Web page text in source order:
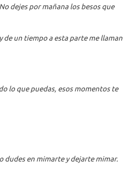
dejes por mañana los besos que
de un tiempo a esta parte me llaman
lo que puedas, esos momentos te
dudes en mimarte y dejarte mimar.